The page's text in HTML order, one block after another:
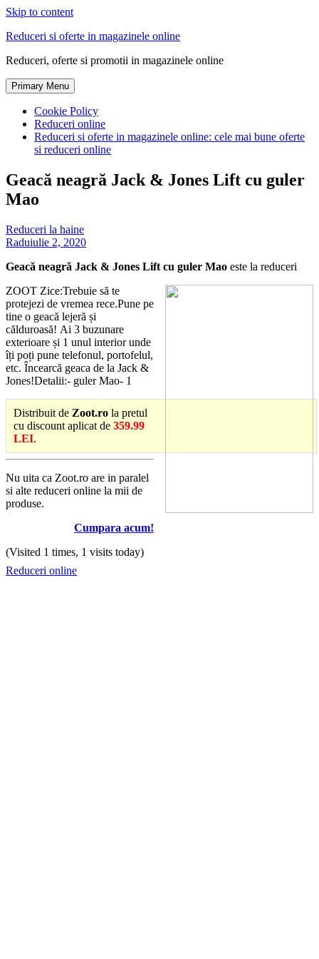
Skip to content
Reduceri si oferte in magazinele online
Reduceri, oferte si promotii in magazinele online
Primary Menu
Cookie Policy
Reduceri online
Reduceri si oferte in magazinele online: cele mai bune oferte
si reduceri online
Geacă neagră Jack & Jones Lift cu guler
Mao
Reduceri la haine
Raduiulie 2, 2020
Geacă neagră Jack & Jones Lift cu guler Mao este la reduceri
ZOOT Zice:Trebuie să te
protejezi de vremea rece.Pune pe
tine o geacă lejeră și
călduroasă! Ai 3 buzunare
exterioare și 1 unul interior unde
îți poți pune telefonul, portofelul,
etc. Încearcă geaca de la Jack &
Jones!Detalii:- guler Mao- 1
Distribuit de Zoot.ro la pretul
cu discount aplicat de 359.99
LEI.
Nu uita ca Zoot.ro are in paralel
si alte reduceri online la mii de
produse.
Cumpara acum!
(Visited 1 times, 1 visits today)
Reduceri online